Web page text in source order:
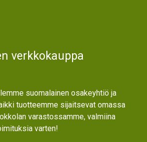
verkkokauppa
suomalainen osakeyhtiö ja
tuotteemme sijaitsevat omassa
varastossamme, valmiina
varten!